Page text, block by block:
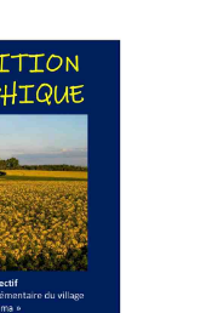
Office 365